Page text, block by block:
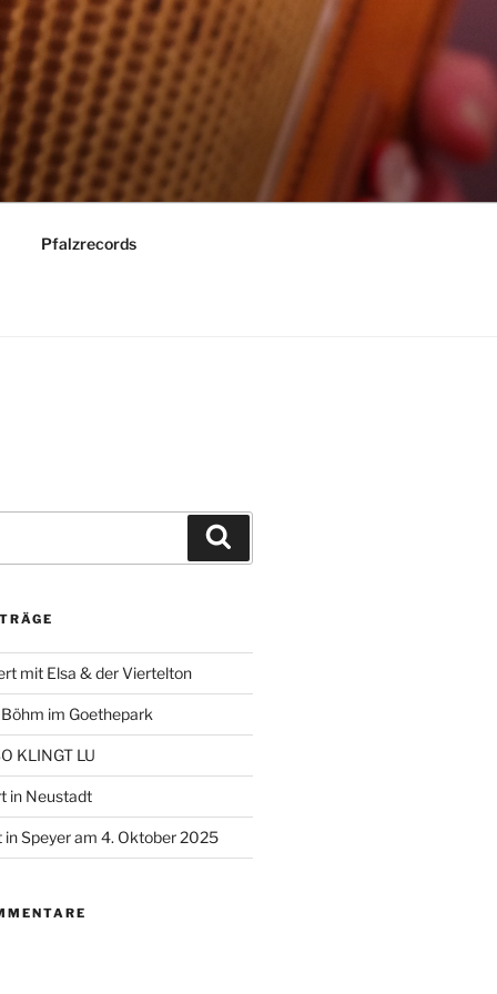
Pfalzrecords
mit Elsa & der Viertelton
im Goethepark
KLINGT LU
in Neustadt
Speyer am 4. Oktober 2025